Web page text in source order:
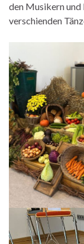
den Musikern und
verschienden